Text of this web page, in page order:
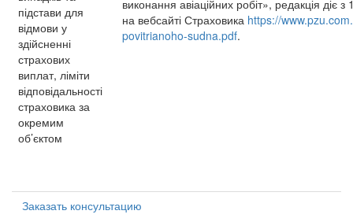
підстави для
відмови у
здійсненні
страхових
виплат, ліміти
відповідальності
страховика за
окремим
об’єктом
виконання авіаційних робіт», редакція діє
на вебсайті Страховика https://
povitrianoho-sudna.pdf.
Заказать консультацию